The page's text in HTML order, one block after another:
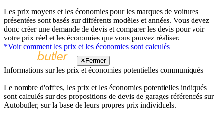
Les prix moyens et les économies pour les marques de voitures
présentées sont basés sur différents modèles et années. Vous devez
donc créer une demande de devis et comparer les devis pour voir
votre prix réel et les économies que vous pouvez réaliser.
*Voir comment les prix et les économies sont calculés
Fermer
Informations sur les prix et économies potentielles communiqués
Le nombre d'offres, les prix et les économies potentielles indiqués
sont calculés sur des propositions de devis de garages référencés sur
Autobutler, sur la base de leurs propres prix individuels.